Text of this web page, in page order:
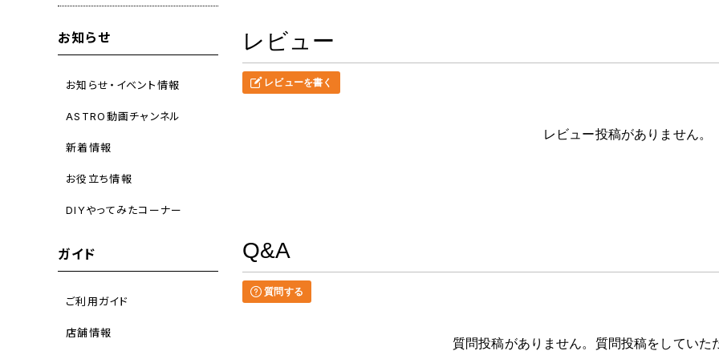
お知らせ
お知らせ・イベント情報
ASTRO動画チャンネル
新着情報
お役立ち情報
DIYやってみたコーナー
ガイド
ご利用ガイド
店舗情報
レビュー
レビューを書く
レビュー投稿がありません。
Q&A
質問する
質問投稿がありません。質問投稿をしていた